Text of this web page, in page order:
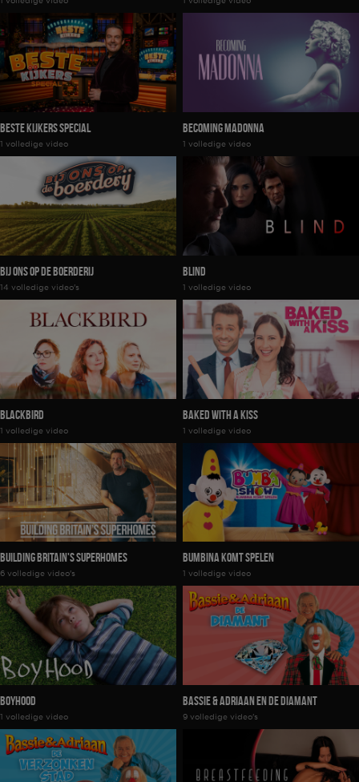
Beste Kijkers Special
1 volledige video
Becoming Madonna
1 volledige video
Bij Ons Op De Boerderij
14 volledige video's
Blind
1 volledige video
Blackbird
1 volledige video
Baked With A Kiss
1 volledige video
Building Britain's Superhomes
6 volledige video's
Bumbina Komt Spelen
1 volledige video
Boyhood
1 volledige video
Bassie & Adriaan En De Diamant
9 volledige video's